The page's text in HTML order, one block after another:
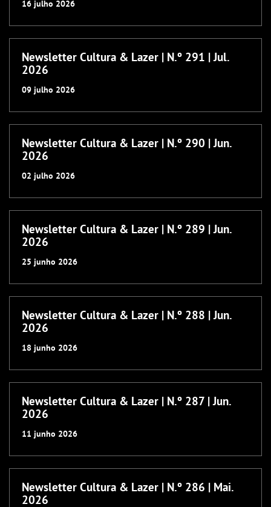
16 julho 2026
Newsletter Cultura & Lazer | N.º 291 | Jul.
2026
09 julho 2026
Newsletter Cultura & Lazer | N.º 290 | Jun.
2026
02 julho 2026
Newsletter Cultura & Lazer | N.º 289 | Jun.
2026
25 junho 2026
Newsletter Cultura & Lazer | N.º 288 | Jun.
2026
18 junho 2026
Newsletter Cultura & Lazer | N.º 287 | Jun.
2026
11 junho 2026
Newsletter Cultura & Lazer | N.º 286 | Mai.
2026